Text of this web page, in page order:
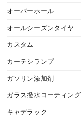
オーバーホール
オールシーズンタイヤ
カスタム
カーテシランプ
ガソリン添加剤
ガラス撥水コーティング
キャデラック